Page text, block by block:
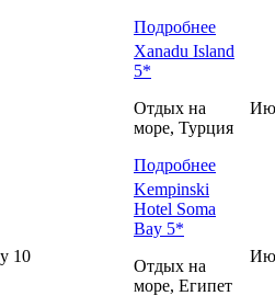
Подробнее
Xanadu Island
5*
Отдых на
море, Турция
Подробнее
Kempinski
Hotel Soma
Bay 5*
Отдых на
море, Египет